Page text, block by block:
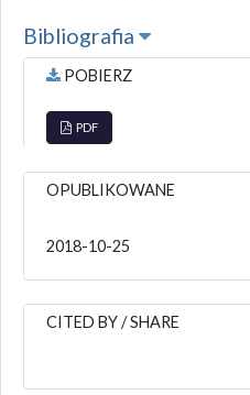
Bibliografia
POBIERZ
PDF
OPUBLIKOWANE
2018-10-25
CITED BY / SHARE